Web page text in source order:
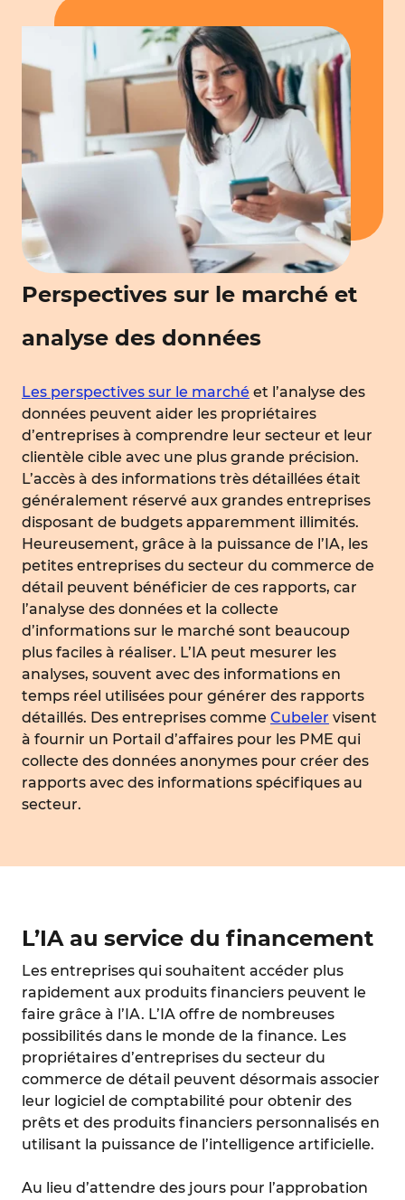
Perspectives sur le marché et
analyse des données
Les perspectives sur le marché et l’analyse des
données peuvent aider les propriétaires
d’entreprises à comprendre leur secteur et leur
clientèle cible avec une plus grande précision.
L’accès à des informations très détaillées était
généralement réservé aux grandes entreprises
disposant de budgets apparemment illimités.
Heureusement, grâce à la puissance de l’IA, les
petites entreprises du secteur du commerce de
détail peuvent bénéficier de ces rapports, car
l’analyse des données et la collecte
d’informations sur le marché sont beaucoup
plus faciles à réaliser. L’IA peut mesurer les
analyses, souvent avec des informations en
temps réel utilisées pour générer des rapports
détaillés. Des entreprises comme Cubeler visent
à fournir un Portail d’affaires pour les PME qui
collecte des données anonymes pour créer des
rapports avec des informations spécifiques au
secteur.
L’IA au service du financement
Les entreprises qui souhaitent accéder plus
rapidement aux produits financiers peuvent le
faire grâce à l’IA. L’IA offre de nombreuses
possibilités dans le monde de la finance. Les
propriétaires d’entreprises du secteur du
commerce de détail peuvent désormais associer
leur logiciel de comptabilité pour obtenir des
prêts et des produits financiers personnalisés en
utilisant la puissance de l’intelligence artificielle.
Au lieu d’attendre des jours pour l’approbation